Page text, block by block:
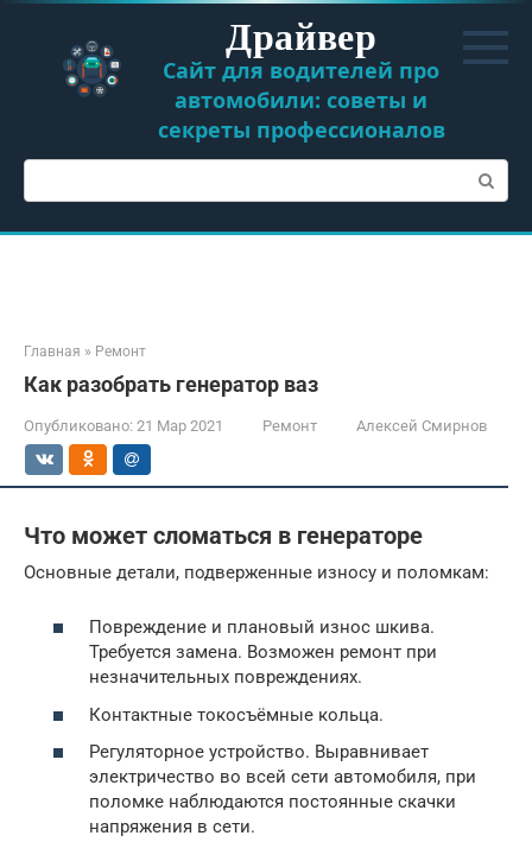
Перейти
контенту
Драйвер
Сайт для водителей про
автомобили: советы и
секреты профессионалов
Поиск:
Главная » Ремонт
Как разобрать генератор ваз
Опубликовано: 21 Мар 2021 Ремонт Алексей Смирнов
Что может сломаться в генераторе
Основные детали, подверженные износу и поломкам:
Повреждение и плановый износ шкива.
Требуется замена. Возможен ремонт при
незначительных повреждениях.
Контактные токосъёмные кольца.
Регуляторное устройство. Выравнивает
электричество во всей сети автомобиля, при
поломке наблюдаются постоянные скачки
напряжения в сети.